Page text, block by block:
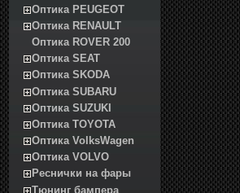
Оптика PEUGEOT
Оптика RENAULT
Оптика ROVER 200
Оптика SEAT
Оптика SKODA
Оптика SUBARU
Оптика SUZUKI
Оптика TOYOTA
Оптика VolksWagen
Оптика VOLVO
Реснички на фары
Тюнинг бампера